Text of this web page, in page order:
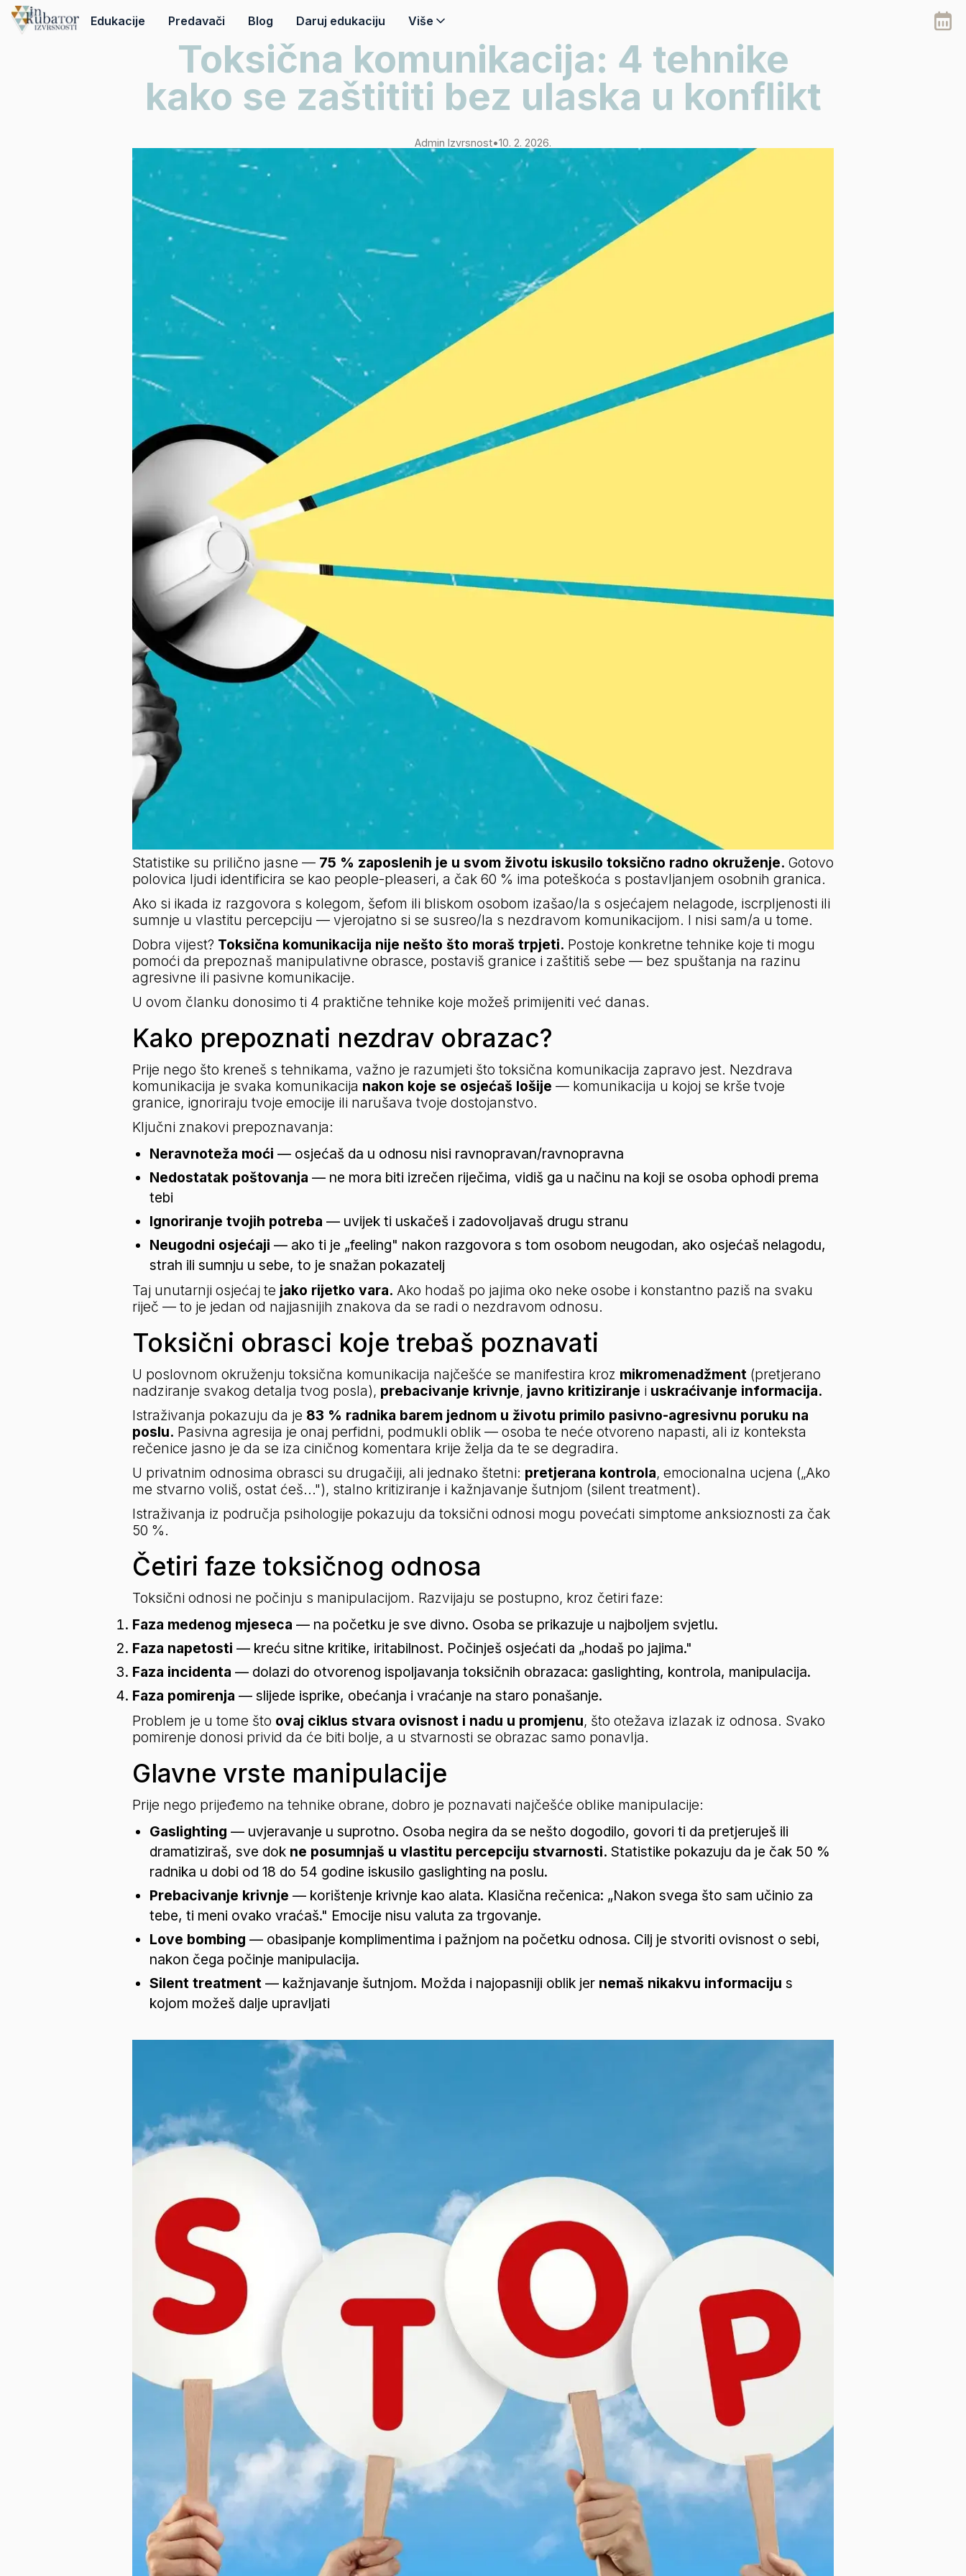
Edukacije Predavači Blog Daruj edukaciju Više
Toksična komunikacija: 4 tehnike
kako se zaštititi bez ulaska u konflikt
Admin Izvrsnost•10. 2. 2026.
Statistike su prilično jasne — 75 % zaposlenih je u svom životu iskusilo toksično radno okruženje. Gotovo
polovica ljudi identificira se kao people-pleaseri, a čak 60 % ima poteškoća s postavljanjem osobnih granica.
Ako si ikada iz razgovora s kolegom, šefom ili bliskom osobom izašao/la s osjećajem nelagode, iscrpljenosti ili
sumnje u vlastitu percepciju — vjerojatno si se susreo/la s nezdravom komunikacijom. I nisi sam/a u tome.
Dobra vijest? Toksična komunikacija nije nešto što moraš trpjeti. Postoje konkretne tehnike koje ti mogu
pomoći da prepoznaš manipulativne obrasce, postaviš granice i zaštitiš sebe — bez spuštanja na razinu
agresivne ili pasivne komunikacije.
U ovom članku donosimo ti 4 praktične tehnike koje možeš primijeniti već danas.
Kako prepoznati nezdrav obrazac?
Prije nego što kreneš s tehnikama, važno je razumjeti što toksična komunikacija zapravo jest. Nezdrava
komunikacija je svaka komunikacija nakon koje se osjećaš lošije — komunikacija u kojoj se krše tvoje
granice, ignoriraju tvoje emocije ili narušava tvoje dostojanstvo.
Ključni znakovi prepoznavanja:
Neravnoteža moći — osjećaš da u odnosu nisi ravnopravan/ravnopravna
Nedostatak poštovanja — ne mora biti izrečen riječima, vidiš ga u načinu na koji se osoba ophodi prema
tebi
Ignoriranje tvojih potreba — uvijek ti uskačeš i zadovoljavaš drugu stranu
Neugodni osjećaji — ako ti je „feeling" nakon razgovora s tom osobom neugodan, ako osjećaš nelagodu,
strah ili sumnju u sebe, to je snažan pokazatelj
Taj unutarnji osjećaj te jako rijetko vara. Ako hodaš po jajima oko neke osobe i konstantno paziš na svaku
riječ — to je jedan od najjasnijih znakova da se radi o nezdravom odnosu.
Toksični obrasci koje trebaš poznavati
U poslovnom okruženju toksična komunikacija najčešće se manifestira kroz mikromenadžment (pretjerano
nadziranje svakog detalja tvog posla), prebacivanje krivnje, javno kritiziranje i uskraćivanje informacija.
Istraživanja pokazuju da je 83 % radnika barem jednom u životu primilo pasivno-agresivnu poruku na
poslu. Pasivna agresija je onaj perfidni, podmukli oblik — osoba te neće otvoreno napasti, ali iz konteksta
rečenice jasno je da se iza ciničnog komentara krije želja da te se degradira.
U privatnim odnosima obrasci su drugačiji, ali jednako štetni: pretjerana kontrola, emocionalna ucjena („Ako
me stvarno voliš, ostat ćeš..."), stalno kritiziranje i kažnjavanje šutnjom (silent treatment).
Istraživanja iz područja psihologije pokazuju da toksični odnosi mogu povećati simptome anksioznosti za čak
50 %.
Četiri faze toksičnog odnosa
Toksični odnosi ne počinju s manipulacijom. Razvijaju se postupno, kroz četiri faze:
Faza medenog mjeseca — na početku je sve divno. Osoba se prikazuje u najboljem svjetlu.
Faza napetosti — kreću sitne kritike, iritabilnost. Počinješ osjećati da „hodaš po jajima."
Faza incidenta — dolazi do otvorenog ispoljavanja toksičnih obrazaca: gaslighting, kontrola, manipulacija.
Faza pomirenja — slijede isprike, obećanja i vraćanje na staro ponašanje.
Problem je u tome što ovaj ciklus stvara ovisnost i nadu u promjenu, što otežava izlazak iz odnosa. Svako
pomirenje donosi privid da će biti bolje, a u stvarnosti se obrazac samo ponavlja.
Glavne vrste manipulacije
Prije nego prijeđemo na tehnike obrane, dobro je poznavati najčešće oblike manipulacije:
Gaslighting — uvjeravanje u suprotno. Osoba negira da se nešto dogodilo, govori ti da pretjeruješ ili
dramatiziraš, sve dok ne posumnjaš u vlastitu percepciju stvarnosti. Statistike pokazuju da je čak 50 %
radnika u dobi od 18 do 54 godine iskusilo gaslighting na poslu.
Prebacivanje krivnje — korištenje krivnje kao alata. Klasična rečenica: „Nakon svega što sam učinio za
tebe, ti meni ovako vraćaš." Emocije nisu valuta za trgovanje.
Love bombing — obasipanje komplimentima i pažnjom na početku odnosa. Cilj je stvoriti ovisnost o sebi,
nakon čega počinje manipulacija.
Silent treatment — kažnjavanje šutnjom. Možda i najopasniji oblik jer nemaš nikakvu informaciju s
kojom možeš dalje upravljati